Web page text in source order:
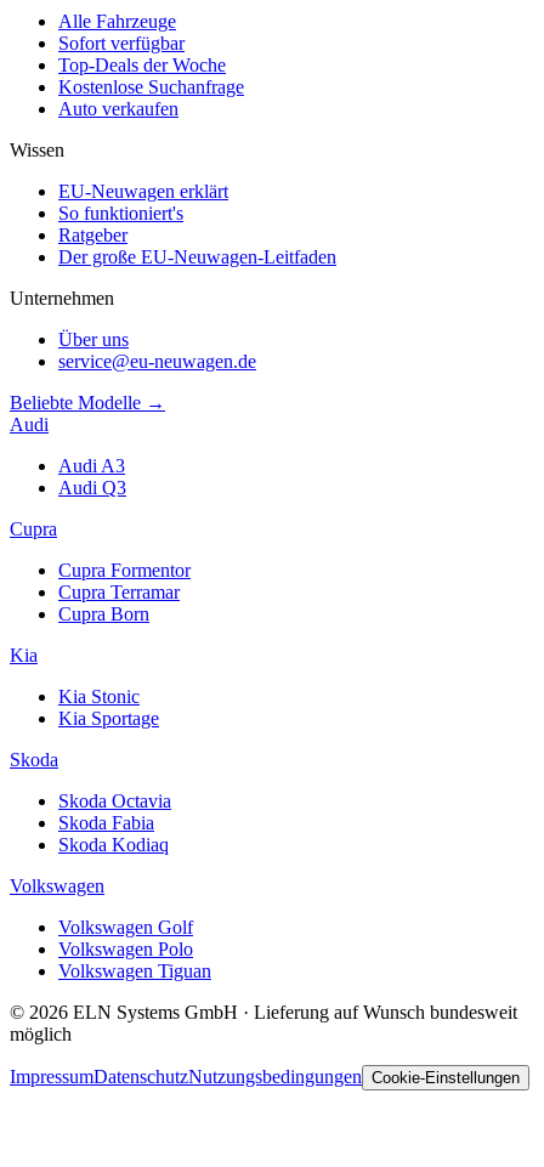
Alle Fahrzeuge
Sofort verfügbar
Top-Deals der Woche
Kostenlose Suchanfrage
Auto verkaufen
Wissen
EU-Neuwagen erklärt
So funktioniert's
Ratgeber
Der große EU-Neuwagen-Leitfaden
Unternehmen
Über uns
service@eu-neuwagen.de
Beliebte Modelle →
Audi
Audi A3
Audi Q3
Cupra
Cupra Formentor
Cupra Terramar
Cupra Born
Kia
Kia Stonic
Kia Sportage
Skoda
Skoda Octavia
Skoda Fabia
Skoda Kodiaq
Volkswagen
Volkswagen Golf
Volkswagen Polo
Volkswagen Tiguan
© 2026 ELN Systems GmbH · Lieferung auf Wunsch bundesweit
möglich
ImpressumDatenschutzNutzungsbedingungen Cookie-Einstellungen